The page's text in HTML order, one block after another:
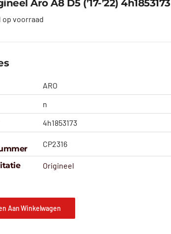
Aro A8 D5 (’17-’22) 4h1853173
op voorraad
ARO
n
4h1853173
CP2316
Origineel
Aan Winkelwagen